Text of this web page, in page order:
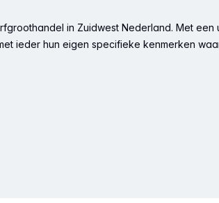
in Zuidwest Nederland. Met
ieder hun eigen specifieke kenmerken